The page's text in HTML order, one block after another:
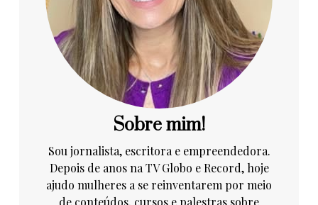
Sobre mim!
Sou jornalista, escritora e empreendedora.
Depois de anos na TV Globo e Record, hoje
ajudo mulheres a se reinventarem por meio
de conteúdos, cursos e palestras sobre